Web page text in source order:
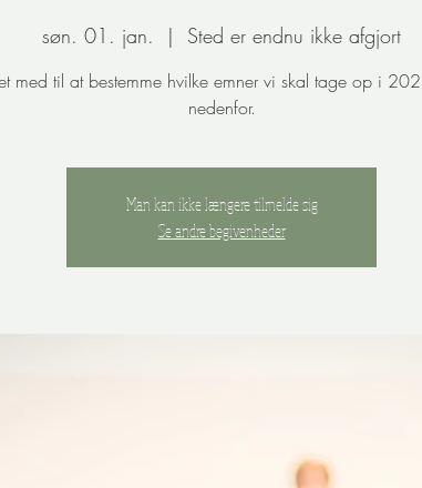
søn. 01. jan.
  |
Sted er endnu ikke afgjort
med til at bestemme hvilke emner vi skal tage op i
nedenfor.
Man kan ikke længere tilmelde sig
Se andre begivenheder